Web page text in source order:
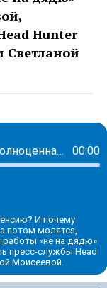
Hunter
Светланой
Фриланс: просто халтурка или полноценная работа? 00:00
И почему
потом молятся,
работы «не на дядю»
пресс-службы Head
Моисеевой.